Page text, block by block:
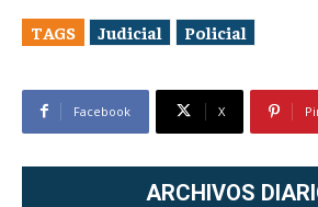
TAGS Judicial Policial
Facebook X
ARCHIVOS